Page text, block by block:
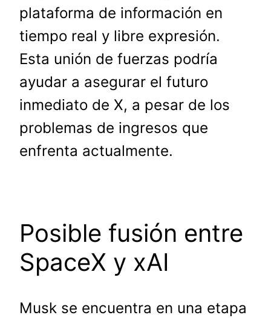
plataforma de información en
tiempo real y libre expresión.
Esta unión de fuerzas podría
ayudar a asegurar el futuro
inmediato de X, a pesar de los
problemas de ingresos que
enfrenta actualmente.
Posible fusión entre
SpaceX y xAI
Musk se encuentra en una etapa